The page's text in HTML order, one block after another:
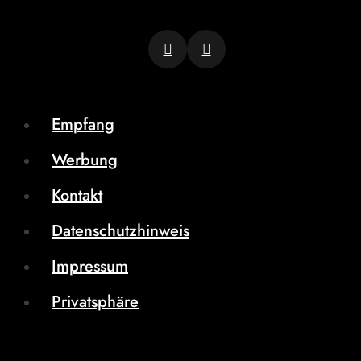
Empfang
Werbung
Kontakt
Datenschutzhinweis
Impressum
Privatsphäre